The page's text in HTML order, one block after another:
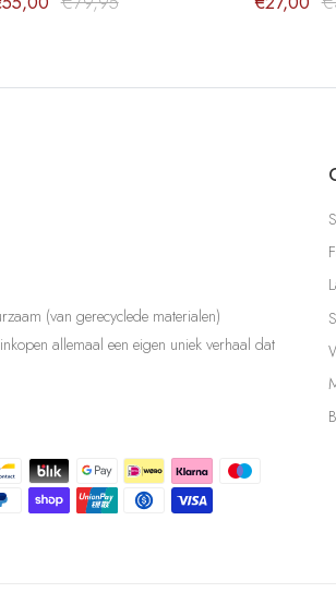
(van gerecyclede materialen)
allemaal een eigen uniek verhaal dat